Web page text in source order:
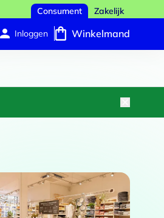
Consument Zakelijk
Inloggen Winkelmand